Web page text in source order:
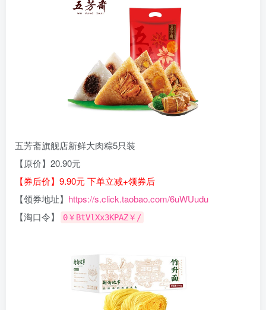
五芳斋旗舰店新鲜大肉粽5只装
【原价】20.90元
【券后价】9.90元 下单立减+领券后
【领券地址】 https://s.click.taobao.com/6uWUudu
【淘口令】
0￥BtVlXx3KPAZ￥/